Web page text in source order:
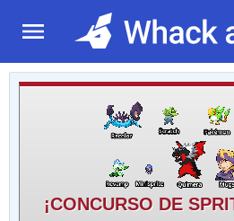
¡CONCURSO DE